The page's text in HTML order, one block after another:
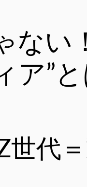
ない
ア”と
世代